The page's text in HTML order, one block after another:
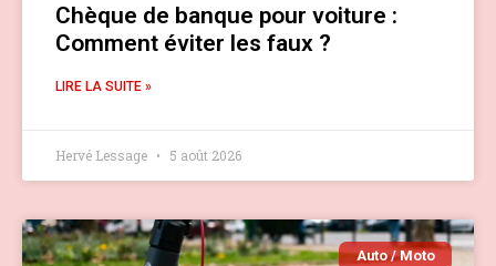
Chèque de banque pour voiture :
Comment éviter les faux ?
LIRE LA SUITE »
Hervé Lessage 5 août 2026
Auto / Moto